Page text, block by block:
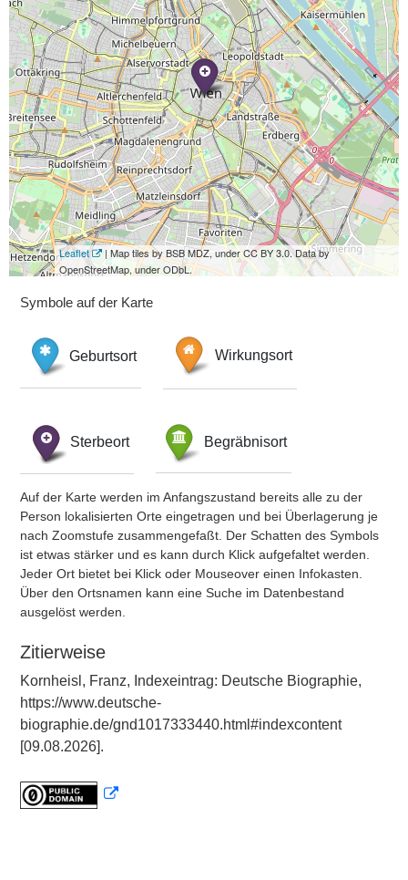
Leaflet
| Map tiles by BSB MDZ, under CC BY 3.0. Data by
OpenStreetMap, under ODbL.
Symbole auf der Karte
Geburtsort Wirkungsort
Sterbeort Begräbnisort
Auf der Karte werden im Anfangszustand bereits alle zu der
Person lokalisierten Orte eingetragen und bei Überlagerung je
nach Zoomstufe zusammengefaßt. Der Schatten des Symbols
ist etwas stärker und es kann durch Klick aufgefaltet werden.
Jeder Ort bietet bei Klick oder Mouseover einen Infokasten.
Über den Ortsnamen kann eine Suche im Datenbestand
ausgelöst werden.
Zitierweise
Kornheisl, Franz, Indexeintrag: Deutsche Biographie,
https://www.deutsche-
biographie.de/gnd1017333440.html#indexcontent
[09.08.2026].